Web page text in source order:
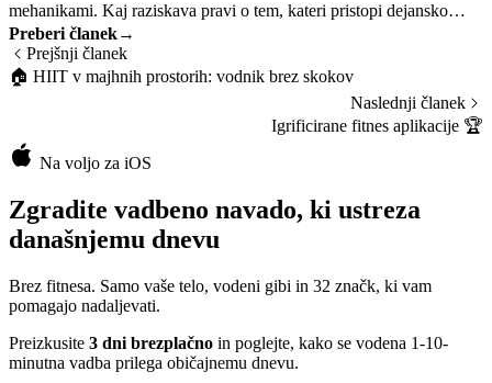
mehanikami. Kaj raziskava pravi o tem, kateri pristopi dejansko
delujejo.
Preberi članek→
Prejšnji članek
🏠 HIIT v majhnih prostorih: vodnik brez skokov
Naslednji članek
Igrificirane fitnes aplikacije 🏆
Na voljo za iOS
Zgradite vadbeno navado, ki ustreza
današnjemu dnevu
Brez fitnesa. Samo vaše telo, vodeni gibi in 32 značk, ki vam
pomagajo nadaljevati.
Preizkusite 3 dni brezplačno in poglejte, kako se vodena 1-10-
minutna vadba prilega običajnemu dnevu.